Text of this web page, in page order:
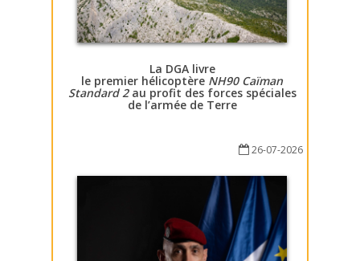
La DGA livre
le premier hélicoptère NH90 Caïman
Standard 2au profit des forces spéciales
de l’armée de Terre
26-07-2026